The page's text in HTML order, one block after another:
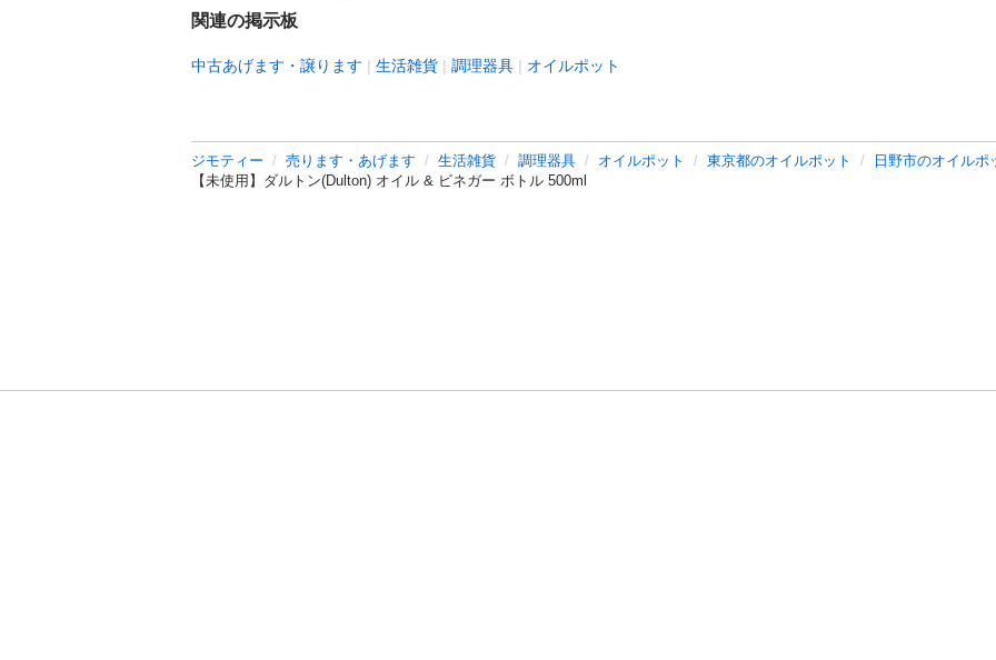
関連の掲示板
中古あげます・譲ります 生活雑貨 調理器具 オイルポット
ジモティー 売ります・あげます 生活雑貨 調理器具 オイルポット 東京都のオイルポット
日野市のオイルポ
【未使用】ダルトン(Dulton) オイル & ビネガー ボトル 500ml